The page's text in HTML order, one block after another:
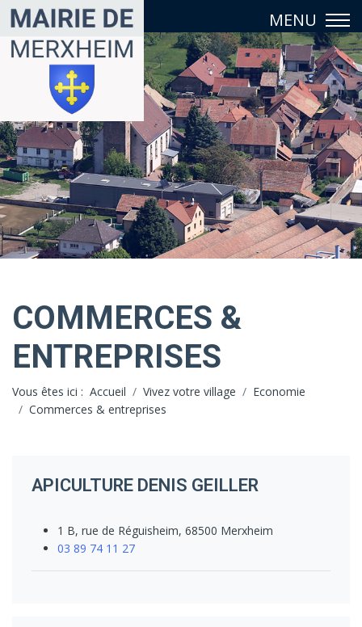
COMMERCES &
ENTREPRISES
Vous êtes ici : Accueil Vivez votre village
Economie
Commerces & entreprises
APICULTURE DENIS GEILLER
1 B, rue de Réguisheim, 68500 Merxheim
03 89 74 11 27